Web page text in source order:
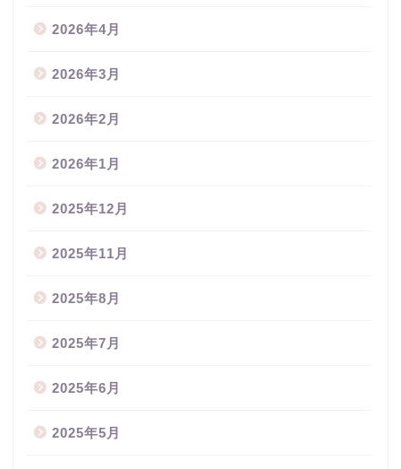
2026年4月
2026年3月
2026年2月
2026年1月
2025年12月
2025年11月
2025年8月
2025年7月
2025年6月
2025年5月